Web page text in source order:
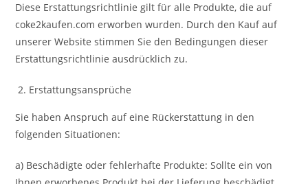
Diese Erstattungsrichtlinie gilt für alle Produkte, die auf
coke2kaufen.com erworben wurden. Durch den Kauf auf
unserer Website stimmen Sie den Bedingungen dieser
Erstattungsrichtlinie ausdrücklich zu.
Erstattungsansprüche
Sie haben Anspruch auf eine Rückerstattung in den
folgenden Situationen:
a) Beschädigte oder fehlerhafte Produkte: Sollte ein von